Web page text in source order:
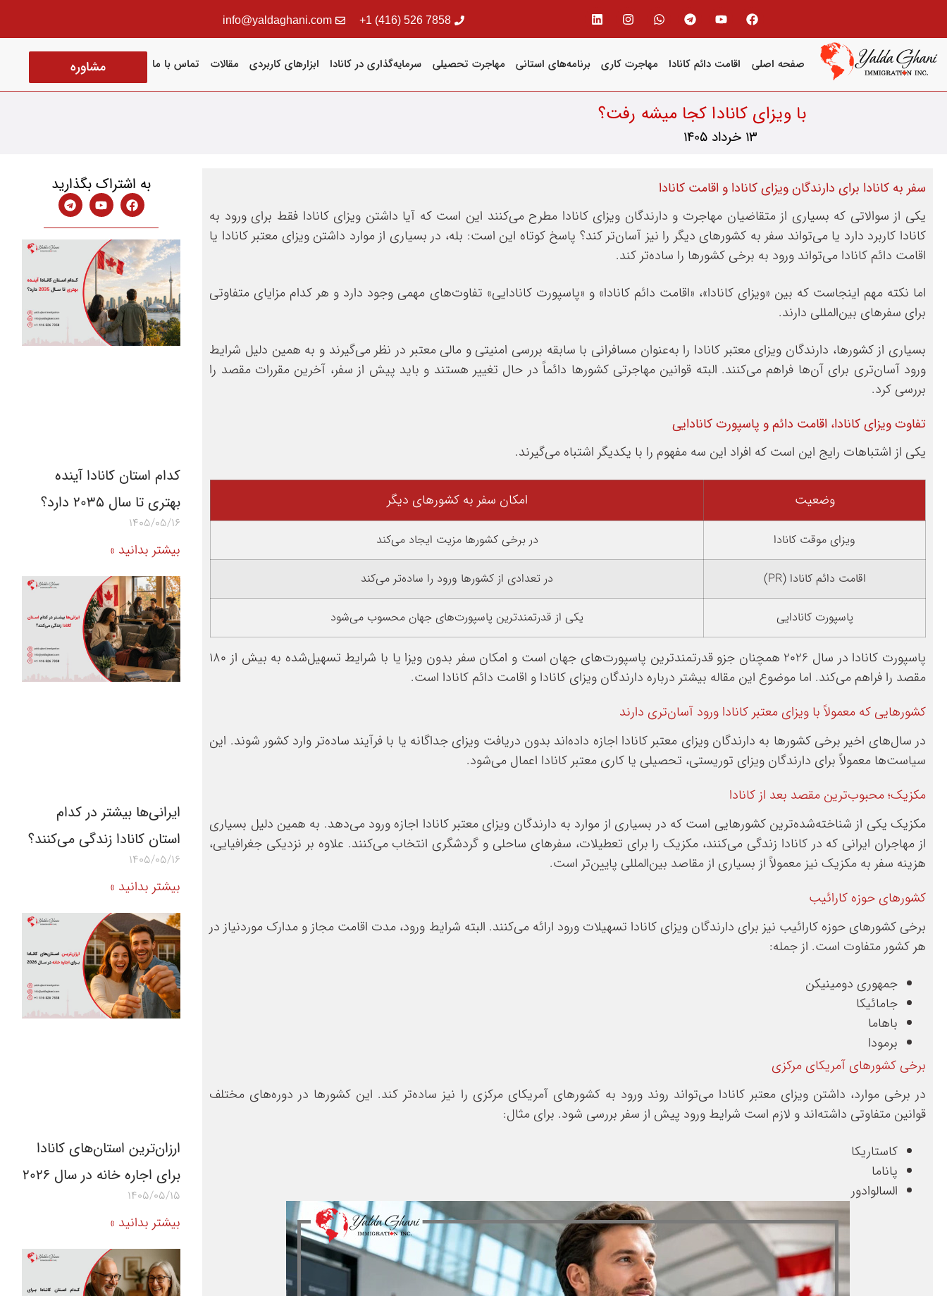
7858 526 (416) 1+
info@yaldaghani.com
صفحه اصلی اقامت دائم کانادا مهاجرت کاری برنامه‌های استانی مهاجرت تحصیلی سرمایه‌گذاری در کانادا ابزارهای کاربردی مقالات تماس با ما مشاوره
با ویزای کانادا کجا میشه رفت؟
13 خرداد 1405
سفر به کانادا برای دارندگان ویزای کانادا و اقامت کانادا
یکی از سوالاتی که بسیاری از متقاضیان مهاجرت و دارندگان ویزای کانادا مطرح می‌کنند این است که آیا داشتن ویزای کانادا فقط برای ورود به
کانادا کاربرد دارد یا می‌تواند سفر به کشورهای دیگر را نیز آسان‌تر کند؟ پاسخ کوتاه این است: بله، در بسیاری از موارد داشتن ویزای معتبر کانادا یا
اقامت دائم کانادا می‌تواند ورود به برخی کشورها را ساده‌تر کند.
اما نکته مهم اینجاست که بین «ویزای کانادا»، «اقامت دائم کانادا» و «پاسپورت کانادایی» تفاوت‌های مهمی وجود دارد و هر کدام مزایای متفاوتی
برای سفرهای بین‌المللی دارند.
بسیاری از کشورها، دارندگان ویزای معتبر کانادا را به‌عنوان مسافرانی با سابقه بررسی امنیتی و مالی معتبر در نظر می‌گیرند و به همین دلیل شرایط
ورود آسان‌تری برای آن‌ها فراهم می‌کنند. البته قوانین مهاجرتی کشورها دائماً در حال تغییر هستند و باید پیش از سفر، آخرین مقررات مقصد را
بررسی کرد.
تفاوت ویزای کانادا، اقامت دائم و پاسپورت کانادایی
یکی از اشتباهات رایج این است که افراد این سه مفهوم را با یکدیگر اشتباه می‌گیرند.
وضعیت امکان سفر به کشورهای دیگر
ویزای موقت کانادا در برخی کشورها مزیت ایجاد می‌کند
اقامت دائم کانادا (PR) در تعدادی از کشورها ورود را ساده‌تر می‌کند
پاسپورت کانادایی یکی از قدرتمندترین پاسپورت‌های جهان محسوب می‌شود
پاسپورت کانادا در سال ۲۰۲۶ همچنان جزو قدرتمندترین پاسپورت‌های جهان است و امکان سفر بدون ویزا یا با شرایط تسهیل‌شده به بیش از ۱۸۰
مقصد را فراهم می‌کند. اما موضوع این مقاله بیشتر درباره دارندگان ویزای کانادا و اقامت دائم کانادا است.
کشورهایی که معمولاً با ویزای معتبر کانادا ورود آسان‌تری دارند
در سال‌های اخیر برخی کشورها به دارندگان ویزای معتبر کانادا اجازه داده‌اند بدون دریافت ویزای جداگانه یا با فرآیند ساده‌تر وارد کشور شوند. این
سیاست‌ها معمولاً برای دارندگان ویزای توریستی، تحصیلی یا کاری معتبر کانادا اعمال می‌شود.
مکزیک؛ محبوب‌ترین مقصد بعد از کانادا
مکزیک یکی از شناخته‌شده‌ترین کشورهایی است که در بسیاری از موارد به دارندگان ویزای معتبر کانادا اجازه ورود می‌دهد. به همین دلیل بسیاری
از مهاجران ایرانی که در کانادا زندگی می‌کنند، مکزیک را برای تعطیلات، سفرهای ساحلی و گردشگری انتخاب می‌کنند. علاوه بر نزدیکی جغرافیایی،
هزینه سفر به مکزیک نیز معمولاً از بسیاری از مقاصد بین‌المللی پایین‌تر است.
کشورهای حوزه کارائیب
برخی کشورهای حوزه کارائیب نیز برای دارندگان ویزای کانادا تسهیلات ورود ارائه می‌کنند. البته شرایط ورود، مدت اقامت مجاز و مدارک موردنیاز در
هر کشور متفاوت است. از جمله:
جمهوری دومینیکن
جامائیکا
باهاما
برمودا
برخی کشورهای آمریکای مرکزی
در برخی موارد، داشتن ویزای معتبر کانادا می‌تواند روند ورود به کشورهای آمریکای مرکزی را نیز ساده‌تر کند. این کشورها در دوره‌های مختلف
قوانین متفاوتی داشته‌اند و لازم است شرایط ورود پیش از سفر بررسی شود. برای مثال:
کاستاریکا
پاناما
السالوادور
به اشتراک بگذارید
کدام استان کانادا آینده
بهتری تا سال ۲۰۳۵ دارد؟
1405/05/16
بیشتر بدانید »
ایرانی‌ها بیشتر در کدام
استان کانادا زندگی می‌کنند؟
1405/05/16
بیشتر بدانید »
ارزان‌ترین استان‌های کانادا
برای اجاره خانه در سال 2026
1405/05/15
بیشتر بدانید »